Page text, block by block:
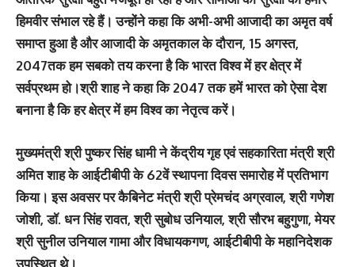
हिमवीर संभाल रहे हैं। उन्होंने कहा कि अभी-अभी आजादी का अमृत वर्ष
समाप्त हुआ है और आजादी के अमृतकाल के दौरान, 15 अगस्त,
2047तक हम सबको तय करना है कि भारत विश्व में हर क्षेत्र में
सर्वप्रथम हो।श्री शाह ने कहा कि 2047 तक हमें भारत को ऐसा देश
बनाना है कि हर क्षेत्र में हम विश्व का नेतृत्व करें।
मुख्यमंत्री श्री पुष्कर सिंह धामी ने केंद्रीय गृह एवं सहकारिता मंत्री श्री
अमित शाह के आईटीबीपी के 62वें स्थापना दिवस समारोह में प्रतिभाग
किया। इस अवसर पर कैबिनेट मंत्री श्री प्रेमचंद अग्रवाल, श्री गणेश
जोशी, डॉ. धन सिंह रावत, श्री सुबोध उनियाल, श्री सौरभ बहुगुणा, मेयर
श्री सुनील उनियाल गामा और विधायकगण, आईटीबीपी के महानिदेशक
उपस्थित थे।